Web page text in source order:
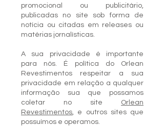
promocional ou publicitário,
publicadas no site sob forma de
notícia ou citadas em releases ou
matérias jornalísticas.
A sua privacidade é importante
para nós. É política do Orlean
Revestimentos respeitar a sua
privacidade em relação a qualquer
informação sua que possamos
coletar no site Orlean
Revestimentos, e outros sites que
possuímos e operamos.